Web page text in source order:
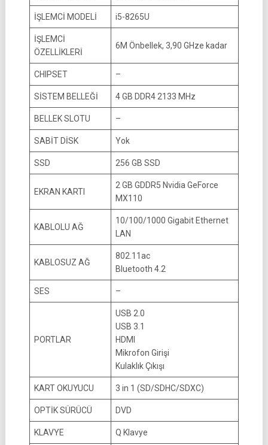
İŞLEMCİ MODELİ i5-8265U
İŞLEMCİ
ÖZELLİKLERİ
6M Önbellek, 3,90 GHze kadar
CHIPSET –
SİSTEM BELLEĞİ 4 GB DDR4 2133 MHz
BELLEK SLOTU –
SABİT DİSK Yok
SSD 256 GB SSD
EKRAN KARTI
2 GB GDDR5 Nvidia GeForce
MX110
KABLOLU AĞ
10/100/1000 Gigabit Ethernet
LAN
KABLOSUZ AĞ
802.11ac
Bluetooth 4.2
SES –
PORTLAR
USB 2.0
USB 3.1
HDMI
Mikrofon Girişi
Kulaklık Çıkışı
KART OKUYUCU 3 in 1 (SD/SDHC/SDXC)
OPTİK SÜRÜCÜ DVD
KLAVYE Q Klavye